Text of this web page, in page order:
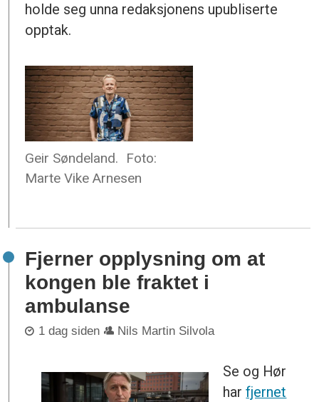
holde seg unna redaksjonens upubliserte
opptak.
Geir Søndeland.
Foto:
Marte Vike Arnesen
Fjerner opplysning om at
kongen ble fraktet i
ambulanse
1 dag siden Nils Martin Silvola
Se og Hør
harfjernet